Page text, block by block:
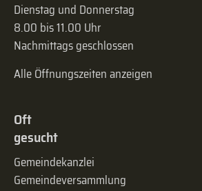
Dienstag und Donnerstag
8.00 bis 11.00 Uhr
Nachmittags geschlossen
Alle Öffnungszeiten anzeigen
Oft
gesucht
Gemeindekanzlei
Gemeinde­versammlung